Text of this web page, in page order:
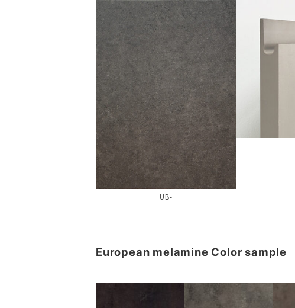
UB-
European melamine Color sample